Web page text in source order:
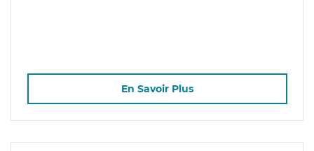
En Savoir Plus